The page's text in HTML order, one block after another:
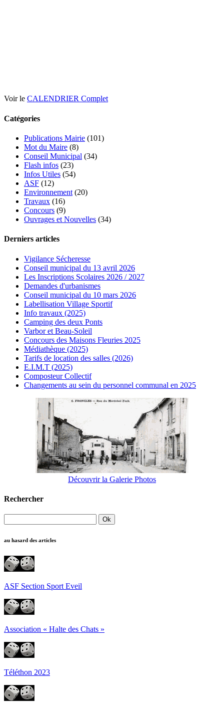
Voir le CALENDRIER Complet
Catégories
Publications Mairie (101)
Mot du Maire (8)
Conseil Municipal (34)
Flash infos (23)
Infos Utiles (54)
ASF (12)
Environnement (20)
Travaux (16)
Concours (9)
Ouvrages et Nouvelles (34)
Derniers articles
Vigilance Sécheresse
Conseil municipal du 13 avril 2026
Les Inscriptions Scolaires 2026 / 2027
Demandes d'urbanismes
Conseil municipal du 10 mars 2026
Labellisation Village Sportif
Info travaux (2025)
Camping des deux Ponts
Varbor et Beau-Soleil
Concours des Maisons Fleuries 2025
Médiathèque (2025)
Tarifs de location des salles (2026)
E.I.M.T (2025)
Composteur Collectif
Changements au sein du personnel communal en 2025
Découvrir la Galerie Photos
Rechercher
au hasard des articles
ASF Section Sport Eveil
Association « Halte des Chats »
Téléthon 2023